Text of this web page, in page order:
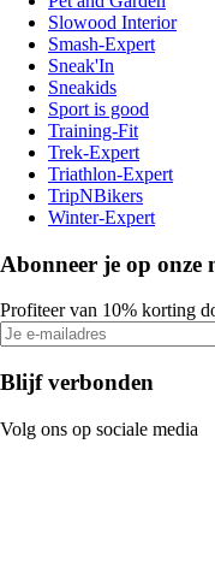
Slowood Interior
Smash-Expert
Sneak'In
Sneakids
Sport is good
Training-Fit
Trek-Expert
Triathlon-Expert
TripNBikers
Winter-Expert
Abonneer je op onze
Profiteer van 10% korting
Blijf verbonden
Volg ons op sociale media